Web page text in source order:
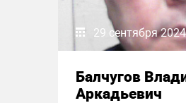
29 сентября 2024
Балчугов
Аркадьевич